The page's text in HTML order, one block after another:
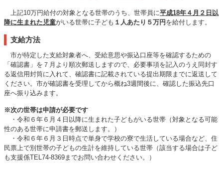
上記10万円給付の対象となる世帯のうち、世帯員に平成18年４月２日以
降に生まれた児童がいる世帯に子ども １人あたり５万円 を給付します。
支給方法
市が特定した支給対象者へ、受給意思や振込口座等を確認するための
「確認書」を７月より順次郵送しますので、必要事項を記入のうえ同封す
る返信用封筒に入れて、確認書に記載されている提出期限までに返送して
ください。市が確認書を受理してから概ね3週間後に、確認した振込先口
座へ振り込みます。
※次の世帯は申請が必要です
・令和６年６月４日以降に生まれた子どもがいる世帯（対象となる可能
性のある世帯に申請書を郵送します。）
・令和６年６月３日時点で単身で学校の寮で生活している場合など、住
民票上で別世帯の子どもの生計を維持している世帯（該当する場合は子ど
も支援係TEL74-8369までお問い合わせください。）